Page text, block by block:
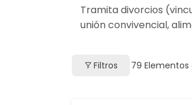
Tramita divorcios
unión convivencial,
Filtros 79